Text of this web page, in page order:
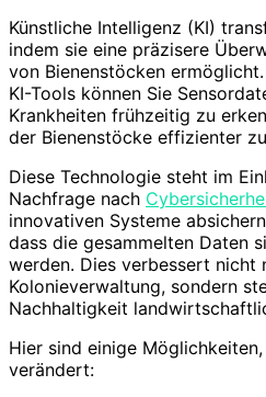
Künstliche Intelligenz (KI)
indem sie eine präzisere
von Bienenstöcken
KI-Tools können Sie
Krankheiten frühzeitig zu
der Bienenstöcke effizienter
Diese Technologie steht im
Nachfrage nach
innovativen Systeme
dass die gesammelten Daten
werden. Dies verbessert nicht
Kolonieverwaltung, sondern
Nachhaltigkeit
Hier sind einige
verändert: